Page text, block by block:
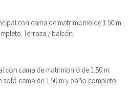
con cama de matrimonio de 1.50 m.
Terraza / balcón.
cama de matrimonio de 1.50 m.
cama de 1.50 m y baño completo.